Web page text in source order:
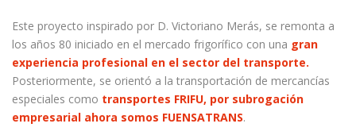
Este proyecto inspirado por D. Victoriano Merás, se remonta a
los años 80 iniciado en el mercado frigorífico con una gran
experiencia profesional en el sector del transporte.
Posteriormente, se orientó a la transportación de mercancías
especiales como transportes FRIFU, por subrogación
empresarial ahora somos FUENSATRANS.